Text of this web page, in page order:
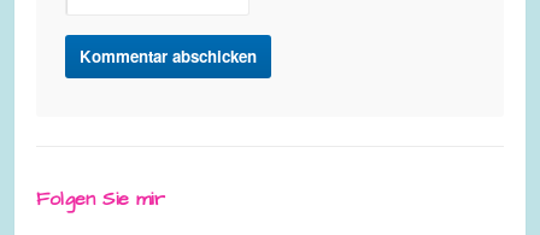
Folgen Sie mir